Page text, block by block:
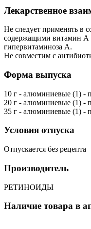
Лекарственное
Не следует применять в
содержащими витамин А
гипервитаминоза А.
Не совместим с
Форма выпуска
10 г - алюминиевые (1) -
20 г - алюминиевые (1) -
35 г - алюминиевые (1) -
Условия отпуска
Отпускается без рецепта
Производитель
РЕТИНОИДЫ
Наличие товара в